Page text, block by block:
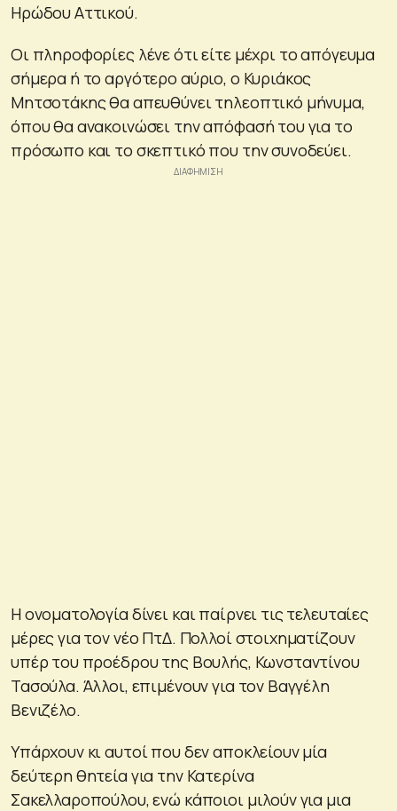
Ηρώδου Αττικού.
Οι πληροφορίες λένε ότι είτε μέχρι το απόγευμα
σήμερα ή το αργότερο αύριο, ο Κυριάκος
Μητσοτάκης θα απευθύνει τηλεοπτικό μήνυμα,
όπου θα ανακοινώσει την απόφασή του για το
πρόσωπο και το σκεπτικό που την συνοδεύει.
Η ονοματολογία δίνει και παίρνει τις τελευταίες
μέρες για τον νέο ΠτΔ. Πολλοί στοιχηματίζουν
υπέρ του προέδρου της Βουλής, Κωνσταντίνου
Τασούλα. Άλλοι, επιμένουν για τον Βαγγέλη
Βενιζέλο.
Υπάρχουν κι αυτοί που δεν αποκλείουν μία
δεύτερη θητεία για την Κατερίνα
Σακελλαροπούλου, ενώ κάποιοι μιλούν για μια